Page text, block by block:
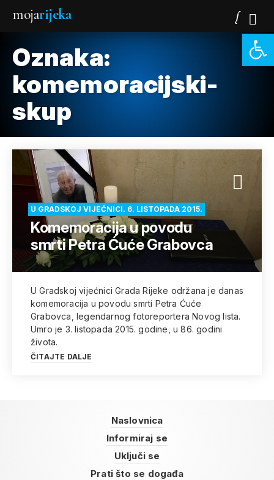
mojarijeka
Oznaka:
komemoracijski-
skup
U GRADSKOJ VIJEĆNICI. 6. LISTOPADA 2015.
Komemoracija u povodu
smrti Petra Ćuće Grabovca
U Gradskoj vijećnici Grada Rijeke održana je danas
komemoracija u povodu smrti Petra Ćuće
Grabovca, legendarnog fotoreportera Novog lista.
Umro je 3. listopada 2015. godine, u 86. godini
života.
ČITAJTE DALJE
Naslovnica
Informiraj se
Uključi se
Prati što se događa